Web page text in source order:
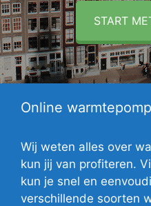
START
Online
Wij weten alles over
kun jij van profiteren.
kun je snel en
verschillende soorten